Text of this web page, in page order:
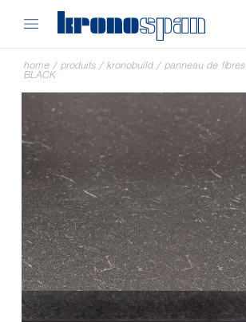
home / produits / kronobuild / panneau de fibres
BLACK